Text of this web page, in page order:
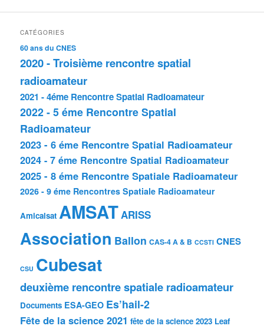
CATÉGORIES
60 ans du CNES
2020 - Troisième rencontre spatial
radioamateur
2021 - 4éme Rencontre Spatial Radioamateur
2022 - 5 éme Rencontre Spatial
Radioamateur
2023 - 6 éme Rencontre Spatial Radioamateur
2024 - 7 éme Rencontre Spatial Radioamateur
2025 - 8 éme Rencontre Spatiale Radioamateur
2026 - 9 éme Rencontres Spatiale Radioamateur
Amicalsat AMSATARISS
Association Ballon CAS-4 A & B CCSTI CNES
CSU Cubesat
deuxième rencontre spatiale radioamateur
Documents ESA-GEO Es’hail-2
Fête de la science 2021 fête de la science 2023 Leaf